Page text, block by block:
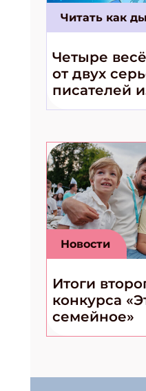
Читать как
Четыре
от двух
писателей
Новости
Итоги
конкурса
семейное»